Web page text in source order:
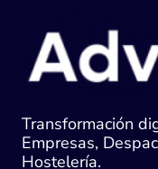
Transformación
Empresas,
Hostelería.